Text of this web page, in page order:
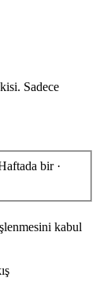
Sadece
bir ·
kabul